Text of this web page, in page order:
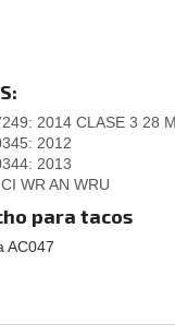
2014 CLASE 3 28
2012
2013
WR AN WRU
para tacos
AC047